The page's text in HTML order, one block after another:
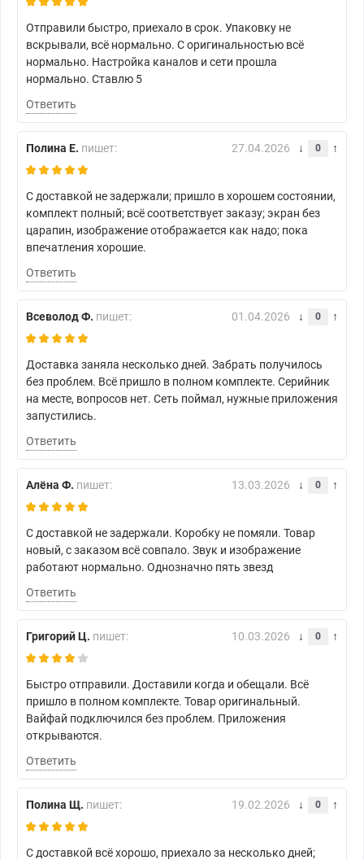
Отправили быстро, приехало в срок. Упаковку не
вскрывали, всё нормально. С оригинальностью всё
нормально. Настройка каналов и сети прошла
нормально. Ставлю 5
Ответить
Полина Е. пишет: 27.04.2026 0
С доставкой не задержали; пришло в хорошем состоянии,
комплект полный; всё соответствует заказу; экран без
царапин, изображение отображается как надо; пока
впечатления хорошие.
Ответить
Всеволод Ф. пишет: 01.04.2026 0
Доставка заняла несколько дней. Забрать получилось
без проблем. Всё пришло в полном комплекте. Серийник
на месте, вопросов нет. Сеть поймал, нужные приложения
запустились.
Ответить
Алёна Ф. пишет: 13.03.2026 0
С доставкой не задержали. Коробку не помяли. Товар
новый, с заказом всё совпало. Звук и изображение
работают нормально. Однозначно пять звезд
Ответить
Григорий Ц. пишет: 10.03.2026 0
Быстро отправили. Доставили когда и обещали. Всё
пришло в полном комплекте. Товар оригинальный.
Вайфай подключился без проблем. Приложения
открываются.
Ответить
Полина Щ. пишет: 19.02.2026 0
С доставкой всё хорошо, приехало за несколько дней;